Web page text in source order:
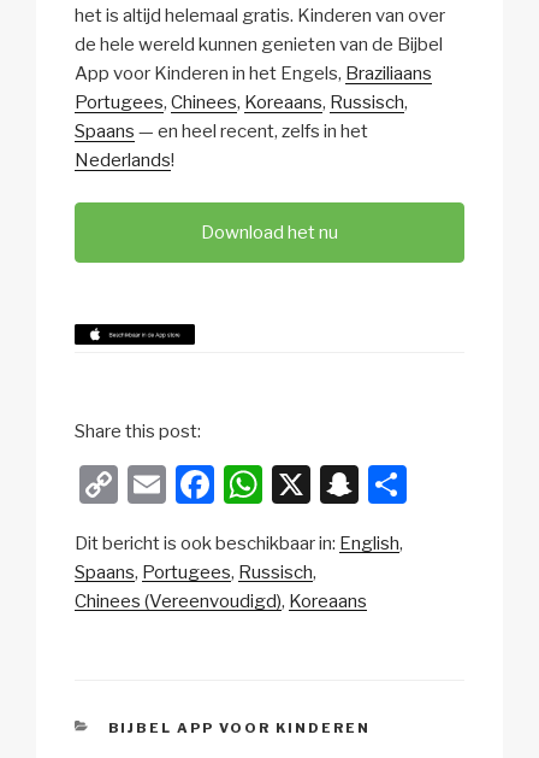
het is altijd helemaal gratis. Kinderen van over
de hele wereld kunnen genieten van de Bijbel
App voor Kinderen in het Engels, Braziliaans
Portugees, Chinees, Koreaans, Russisch,
Spaans — en heel recent, zelfs in het
Nederlands!
Download het nu
Share this post:
C
p
y
k
E
ail
F
c
e
o
W
at
s
p
X
S
a
p
at
Dit bericht is ook beschikbaar in: English
Spaans Portugees Russisch
Chinees (Vereenvoudigd) Koreaans
CATEGORIEËN
BIJBEL APP VOOR KINDEREN